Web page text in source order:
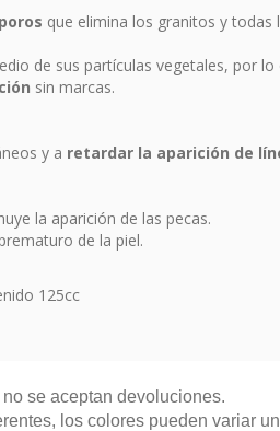
que elimina los granitos y todas
de sus partículas vegetales, por
sin marcas.
y a retardar la aparición de
la aparición de las pecas.
de la piel.
125cc
se aceptan devoluciones.
los colores pueden variar